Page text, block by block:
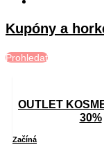
Kupóny a
Prohledat
OUTLET
30%
Začíná